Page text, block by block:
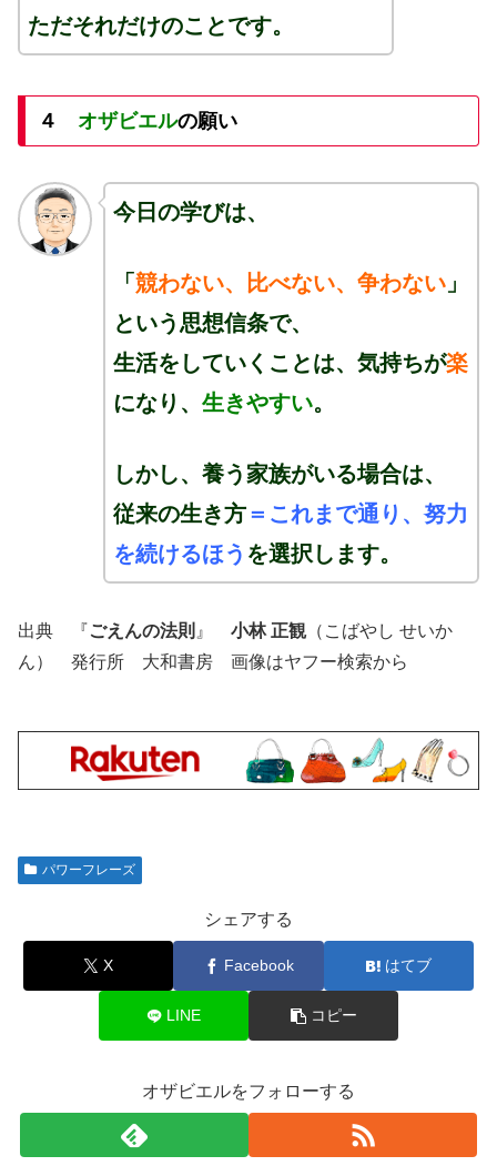
ただそれだけのことです。
４ オザビエルの願い
今日の学びは、
「 競わない、比べない、争わない」
という思想信条で、
生活をしていくことは、気持ちが楽
になり、 生きやすい。
しかし、養う家族がいる場合は、
従来の生き方＝ これまで通り、努力
を続けるほう を選択します。
出典 『ごえんの法則 』 小林 正観（こばやし せいか
ん） 発行所 大和書房 画像はヤフー検索から
パワーフレーズ
シェアする
X Facebook はてブ
LINE コピー
オザビエルをフォローする